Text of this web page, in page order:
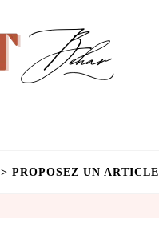
> PROPOSEZ UN ARTICLE